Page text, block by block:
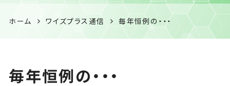
ホーム ワイズプラス通信 毎年恒例の・・・
毎年恒例の・・・